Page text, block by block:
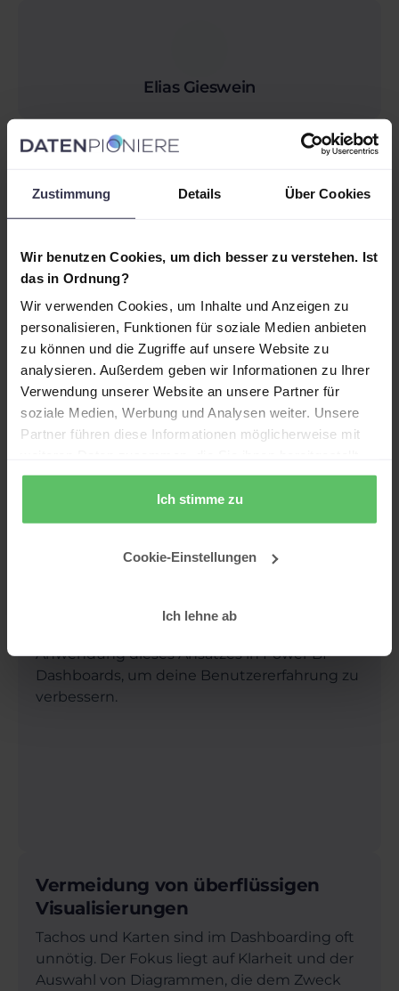
Zustimmung Details Über Cookies
Wir benutzen Cookies, um dich besser zu verstehen. Ist
das in Ordnung?
Wir verwenden Cookies, um Inhalte und Anzeigen zu
personalisieren, Funktionen für soziale Medien anbieten
zu können und die Zugriffe auf unsere Website zu
analysieren. Außerdem geben wir Informationen zu Ihrer
Verwendung unserer Website an unsere Partner für
soziale Medien, Werbung und Analysen weiter. Unsere
Partner führen diese Informationen möglicherweise mit
haben oder die sie im Rahmen Ihrer Nutzung der Dienste
Ich stimme zu
Cookie-Einstellungen
Ich lehne ab
Elias Gieswein
Agenda
Datenvisualisierung & Storytelling -
WHY
Datenvisualisierung hilft, komplexe
Informationen auf einfache Weise zu
kommunizieren und Entscheidungen zu
treffen. Historische Beispiele wie die
Visualisierung von Napoleons
Russlandfeldzug illustriert die Macht von
Anwendung dieses Ansatzes in Power BI-
Dashboards, um deine Benutzererfahrung zu
verbessern.
Vermeidung von überflüssigen
Visualisierungen
Tachos und Karten sind im Dashboarding oft
unnötig. Der Fokus liegt auf Klarheit und der
Auswahl von Diagrammen, die dem Zweck